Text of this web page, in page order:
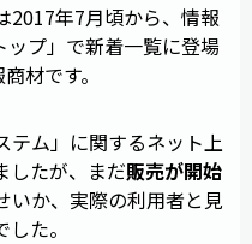
2017年7月頃から、情報
ップ」で新着一覧に登場
材です。
テム」に関するネット上
したが、まだ販売が開始
いか、実際の利用者と見
た。